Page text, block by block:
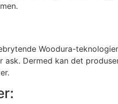
Woodura-
Dermed kan det